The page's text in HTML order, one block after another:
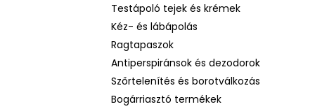
Testápoló tejek és krémek
Kéz- és lábápolás
Ragtapaszok
Antiperspiránsok és dezodorok
Szőrtelenítés és borotválkozás
Bogárriasztó termékek